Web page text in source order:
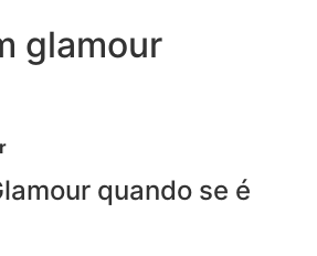
glamour
quando se é